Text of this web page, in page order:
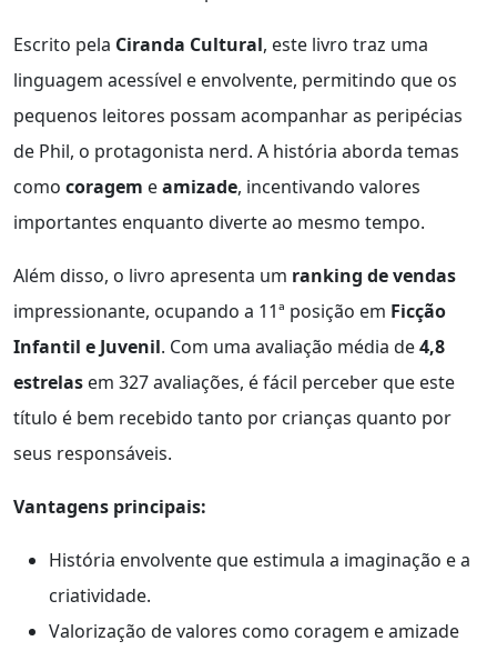
Escrito pela Ciranda Cultural, este livro traz uma
linguagem acessível e envolvente, permitindo que os
pequenos leitores possam acompanhar as peripécias
de Phil, o protagonista nerd. A história aborda temas
como coragem eamizade, incentivando valores
importantes enquanto diverte ao mesmo tempo.
Além disso, o livro apresenta um ranking de vendas
impressionante, ocupando a 11ª posição em Ficção
Infantil e Juvenil. Com uma avaliação média de4,8
estrelas em 327 avaliações, é fácil perceber que este
título é bem recebido tanto por crianças quanto por
seus responsáveis.
Vantagens principais:
História envolvente que estimula a imaginação e a
criatividade.
Valorização de valores como coragem e amizade